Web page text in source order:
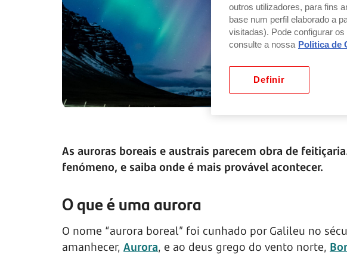
As auroras boreais e austrais parecem obra de
fenómeno, e saiba onde é mais provável acontecer.
O que é uma aurora
O nome “aurora boreal” foi cunhado por Galileu no
amanhecer, Aurora, e ao deus grego do vento norte,
outros utilizadores, para fins
base num perfil elaborado a
visitadas). Pode configurar
consulte a nossa Politica de
Definir